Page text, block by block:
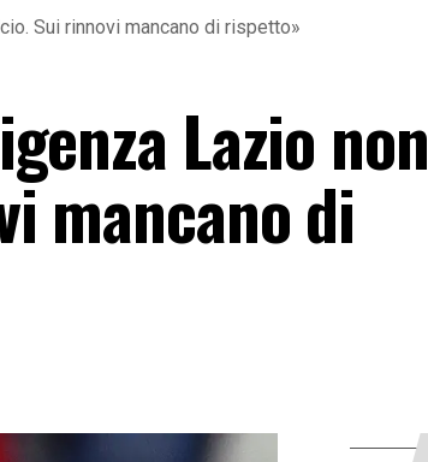
Sui rinnovi mancano di rispetto»
Lazio non
mancano di